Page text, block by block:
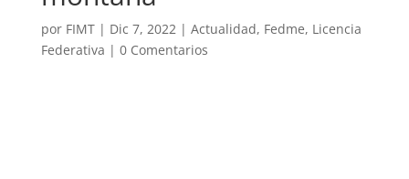
por FIMT| Dic 7, 2022| Actualidad, Fedme, Licencia
Federativa | 0 Comentarios